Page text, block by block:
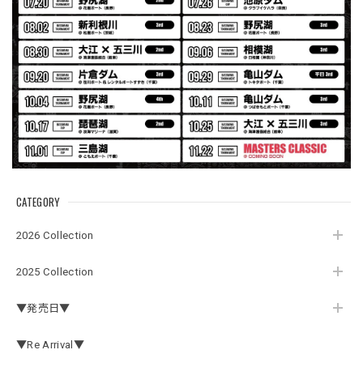
CATEGORY
2026 Collection
2025 Collection
▼発売日▼
▼Re Arrival▼
ャケットは、もちろん 車内の、ロッドバーにマッチして、
気分も上がります。
アーチロゴ ベビービブ
ネイビー
2026/07/30
この秋、車を新しくする予定で、車内のインテリアに飾る予
定です。 可愛いですよ。 生地もしっかりしていて良かった
はじめて利用しましたが、商品の梱包も問題なく大変迅速に
ジが同封されており、気遣いの行き届いた対応だなと感じま